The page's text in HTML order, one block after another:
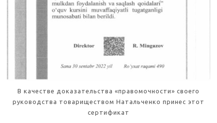
В качестве доказательства «правомочности» своего
руководства товариществом Натальченко принес этот
сертификат